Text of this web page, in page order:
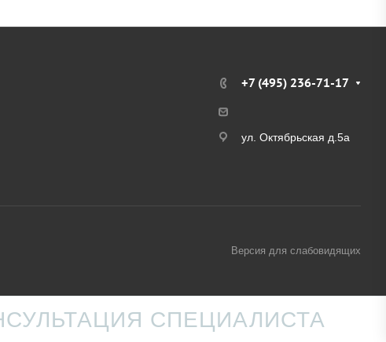
+7 (495) 236-71-17
ул. Октябрьская д.5а
Версия для слабовидящих
СПЕЦИАЛИСТА